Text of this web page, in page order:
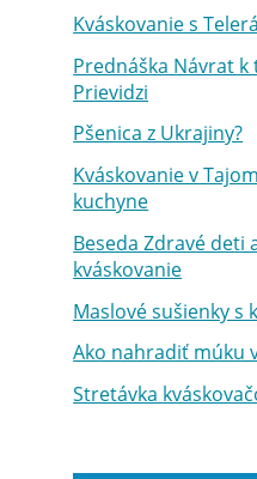
Kváskovanie s
Prednáška Návrat
Prievidzi
Pšenica z Ukrajiny?
Kváskovanie v
kuchyne
Beseda Zdravé deti
kváskovanie
Maslové sušienky s
Ako nahradiť múku
Stretávka